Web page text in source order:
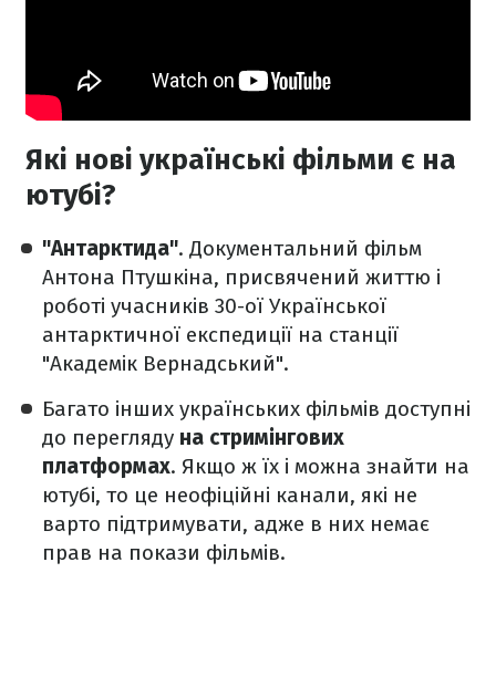
Які нові українські фільми є на
ютубі?
"Антарктида". Документальний фільм
Антона Птушкіна, присвячений життю і
роботі учасників 30-ої Української
антарктичної експедиції на станції
"Академік Вернадський".
Багато інших українських фільмів доступні
до перегляду на стримінгових
платформах. Якщо ж їх і можна знайти на
ютубі, то це неофіційні канали, які не
варто підтримувати, адже в них немає
прав на покази фільмів.